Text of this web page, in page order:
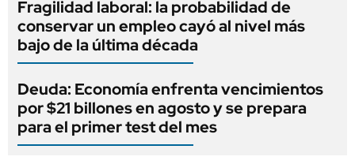
Fragilidad laboral: la probabilidad de
conservar un empleo cayó al nivel más
bajo de la última década
Deuda: Economía enfrenta vencimientos
por $21 billones en agosto y se prepara
para el primer test del mes